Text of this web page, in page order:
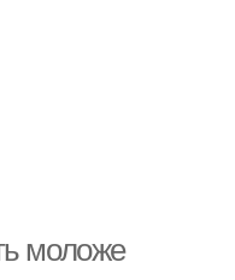
моложе